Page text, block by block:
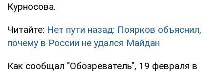
Курносова.
Читайте: Нет пути назад: Поярков объяснил,
почему в России не удался Майдан
Как сообщал "Обозреватель", 19 февраля в